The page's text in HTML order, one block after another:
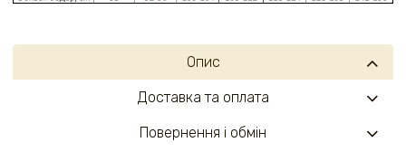
Опис
Доставка та оплата
Повернення і обмін